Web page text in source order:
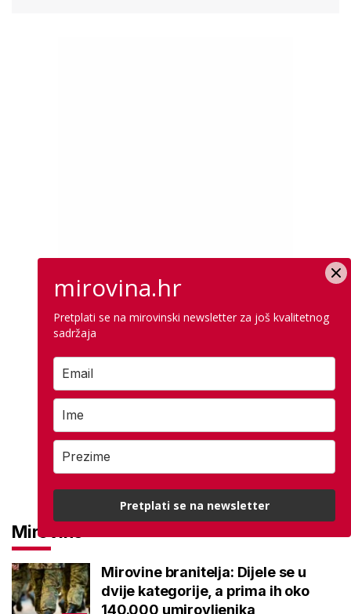
Mirovine
Mirovine branitelja: Dijele se u
dvije kategorije, a prima ih oko
140.000 umirovljenika
mirovina.hr
Pretplati se na mirovinski newsletter za još kvalitetnog
sadržaja
Pretplati se na newsletter